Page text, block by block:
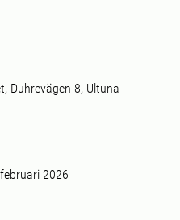
Duhrevägen 8, Ultuna
2026